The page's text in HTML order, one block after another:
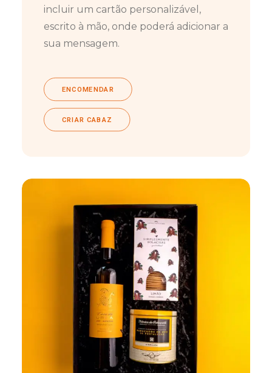
incluir um cartão personalizável,
escrito à mão, onde poderá adicionar a
sua mensagem.
ENCOMENDAR
CRIAR CABAZ